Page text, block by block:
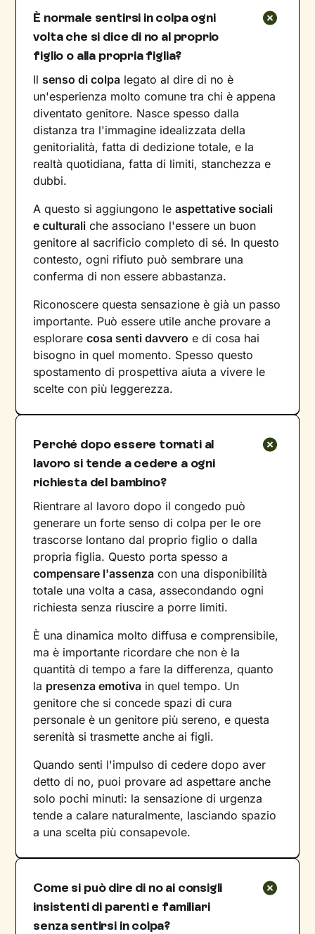
È normale sentirsi in colpa ogni
volta che si dice di no al proprio
figlio o alla propria figlia?
Il senso di colpa legato al dire di no è
un'esperienza molto comune tra chi è appena
diventato genitore. Nasce spesso dalla
distanza tra l'immagine idealizzata della
genitorialità, fatta di dedizione totale, e la
realtà quotidiana, fatta di limiti, stanchezza e
dubbi.
A questo si aggiungono leaspettative sociali
e culturali che associano l'essere un buon
genitore al sacrificio completo di sé. In questo
contesto, ogni rifiuto può sembrare una
conferma di non essere abbastanza.
Riconoscere questa sensazione è già un passo
importante. Può essere utile anche provare a
esplorarecosa senti davvero e di cosa hai
bisogno in quel momento. Spesso questo
spostamento di prospettiva aiuta a vivere le
scelte con più leggerezza.
Perché dopo essere tornati al
lavoro si tende a cedere a ogni
richiesta del bambino?
Rientrare al lavoro dopo il congedo può
generare un forte senso di colpa per le ore
trascorse lontano dal proprio figlio o dalla
propria figlia. Questo porta spesso a
compensare l'assenza con una disponibilità
totale una volta a casa, assecondando ogni
richiesta senza riuscire a porre limiti.
È una dinamica molto diffusa e comprensibile,
ma è importante ricordare che non è la
quantità di tempo a fare la differenza, quanto
la presenza emotiva in quel tempo. Un
genitore che si concede spazi di cura
personale è un genitore più sereno, e questa
serenità si trasmette anche ai figli.
Quando senti l'impulso di cedere dopo aver
detto di no, puoi provare ad aspettare anche
solo pochi minuti: la sensazione di urgenza
tende a calare naturalmente, lasciando spazio
a una scelta più consapevole.
Come si può dire di no ai consigli
insistenti di parenti e familiari
senza sentirsi in colpa?